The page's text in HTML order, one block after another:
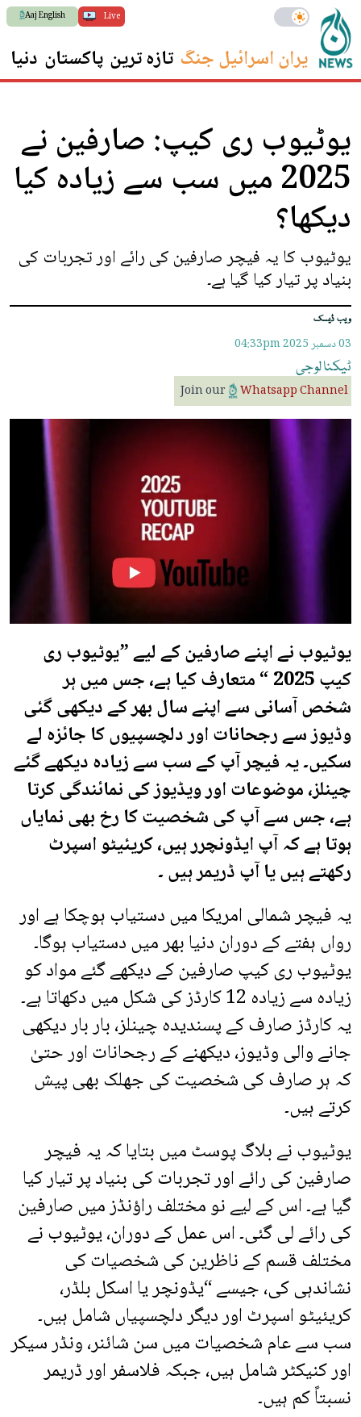
Live
Aaj English
ایران اسرائیل جنگ تازہ ترین پاکستان دنیا
یوٹیوب ری کیپ: صارفین نے
2025 میں سب سے زیادہ کیا
دیکھا؟
یوٹیوب کا یہ فیچر صارفین کی رائے اور تجربات کی
بنیاد پر تیار کیا گیا ہے۔
ویب ڈیسک
03 دسمبر 2025 04:33pm
ٹیکنالوجی
Join our Whatsapp Channel
یوٹیوب نے اپنے صارفین کے لیے ”یوٹیوب ری
کیپ 2025 “ متعارف کیا ہے، جس میں ہر
شخص آسانی سے اپنے سال بھر کے دیکھی گئی
وڈیوز سے رجحانات اور دلچسپیوں کا جائزہ لے
سکیں۔ یہ فیچر آپ کے سب سے زیادہ دیکھے گئے
چینلز، موضوعات اور ویڈیوز کی نمائندگی کرتا
ہے، جس سے آپ کی شخصیت کا رخ بھی نمایاں
ہوتا ہے کہ آپ ایڈونچرر ہیں، کریئیٹو اسپرٹ
رکھتے ہیں یا آپ ڈریمر ہیں ۔
یہ فیچر شمالی امریکا میں دستیاب ہوچکا ہے اور
رواں ہفتے کے دوران دنیا بھر میں دستیاب ہوگا۔
یوٹیوب ری کیپ صارفین کے دیکھے گئے مواد کو
زیادہ سے زیادہ 12 کارڈز کی شکل میں دکھاتا ہے۔
یہ کارڈز صارف کے پسندیدہ چینلز، بار بار دیکھی
جانے والی وڈیوز، دیکھنے کے رجحانات اور حتیٰ
کہ ہر صارف کی شخصیت کی جھلک بھی پیش
کرتے ہیں۔
یوٹیوب نے بلاگ پوسٹ میں بتایا کہ یہ فیچر
صارفین کی رائے اور تجربات کی بنیاد پر تیار کیا
گیا ہے۔ اس کے لیے نو مختلف راؤنڈز میں صارفین
کی رائے لی گئی۔ اس عمل کے دوران، یوٹیوب نے
مختلف قسم کے ناظرین کی شخصیات کی
نشاندہی کی، جیسے “یڈونچر یا اسکل بلڈر،
کریئیٹو اسپرٹ اور دیگر دلچسپیاں شامل ہیں۔
سب سے عام شخصیات میں سن شائنر، ونڈر سیکر
اور کنیکٹر شامل ہیں، جبکہ فلاسفر اور ڈریمر
نسبتاً کم ہیں۔